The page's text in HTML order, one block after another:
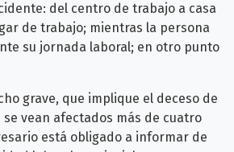
del centro de trabajo a casa
de trabajo; mientras la persona
su jornada laboral; en otro punto
grave, que implique el deceso de
vean afectados más de cuatro
está obligado a informar de